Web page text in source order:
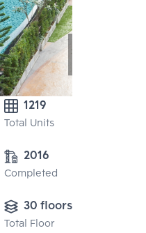
1219
Total Units
2016
Completed
30 floors
Total Floor